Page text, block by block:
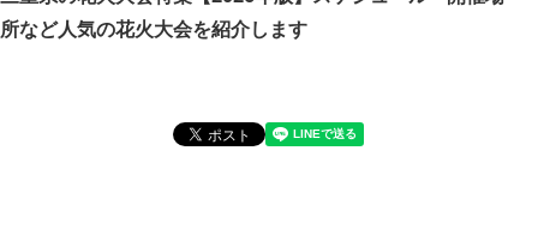
所など人気の花火大会を紹介します